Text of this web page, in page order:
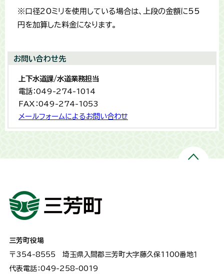
※口径20ミリを使用している場合は、上段の金額に55
円を加算した料金になります。
お問い合わせ先
上下水道課/水道業務担当
電話：049-274-1014
FAX：049-274-1053
メールフォームによるお問い合わせ
三芳町役場
〒354-8555 埼玉県入間郡三芳町大字藤久保1100番地１
代表電話：049-258-0019